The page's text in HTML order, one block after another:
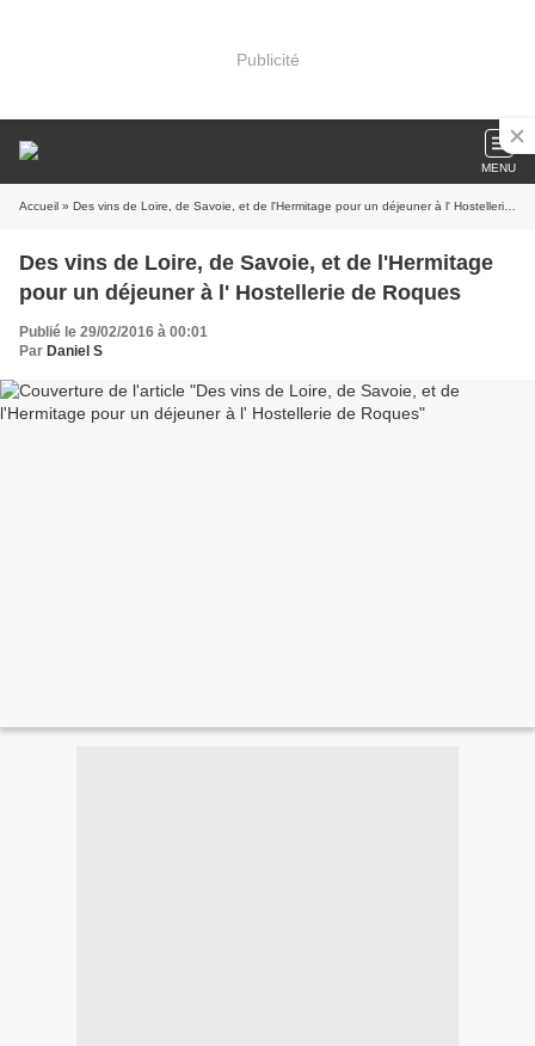
Publicité
MENU
Accueil » Des vins de Loire, de Savoie, et de l'Hermitage pour un déjeuner à l' Hostellerie de Roques
Des vins de Loire, de Savoie, et de l'Hermitage
pour un déjeuner à l' Hostellerie de Roques
Publié le 29/02/2016 à 00:01
Par Daniel S